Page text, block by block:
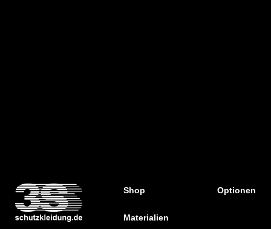
Shop Optionen
Materialien